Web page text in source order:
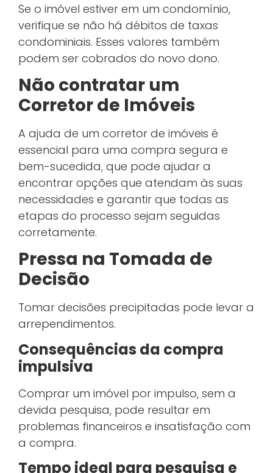
Se o imóvel estiver em um condomínio,
verifique se não há débitos de taxas
condominiais. Esses valores também
podem ser cobrados do novo dono.
Não contratar um
Corretor de Imóveis
A ajuda de um corretor de imóveis é
essencial para uma compra segura e
bem-sucedida, que pode ajudar a
encontrar opções que atendam às suas
necessidades e garantir que todas as
etapas do processo sejam seguidas
corretamente.
Pressa na Tomada de
Decisão
Tomar decisões precipitadas pode levar a
arrependimentos.
Consequências da compra
impulsiva
Comprar um imóvel por impulso, sem a
devida pesquisa, pode resultar em
problemas financeiros e insatisfação com
a compra.
Tempo ideal para pesquisa e